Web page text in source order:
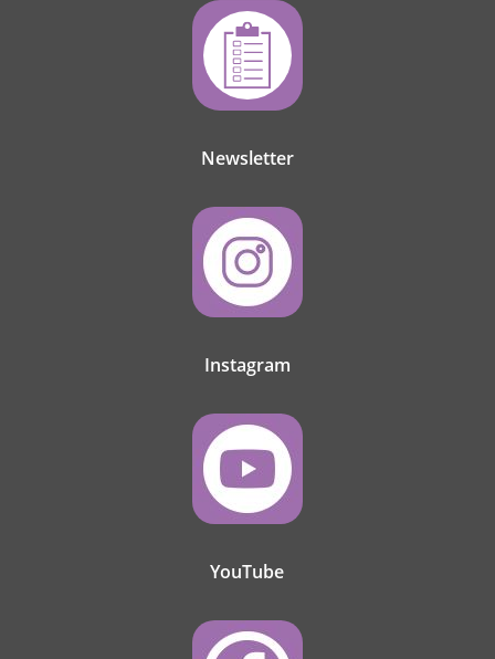
Newsletter
Instagram
YouTube